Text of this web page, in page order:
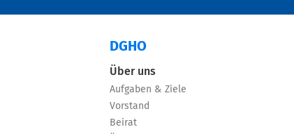
DGHO
Über uns
Aufgaben & Ziele
Vorstand
Beirat